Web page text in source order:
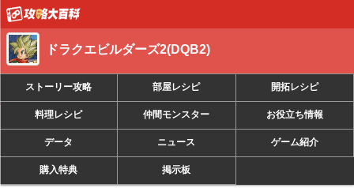
ドラクエビルダーズ2(DQB2)
ストーリー攻略 部屋レシピ 開拓レシピ
料理レシピ 仲間モンスター お役立ち情報
データ ニュース ゲーム紹介
購入特典 掲示板